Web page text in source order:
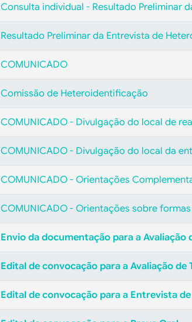
Consulta individual - Resultado Preliminar
Resultado Preliminar da Entrevista de
COMUNICADO
Comissão de Heteroidentificação
COMUNICADO - Divulgação do local de
COMUNICADO - Divulgação do local da
COMUNICADO - Orientações
COMUNICADO - Orientações sobre
Envio da documentação para a Avaliação
Edital de convocação para a Avaliação de
Edital de convocação para a Entrevista